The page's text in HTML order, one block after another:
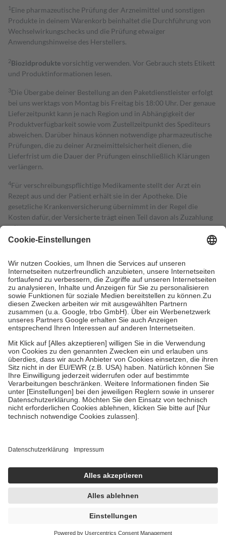
1 Eine pharmazeutische Prüfung der Arzneimittel und sonstigen
Produkte in deinem Warenkorb beinhaltet die Durchführung von
Wechselwirkungschecks und die Prüfung etwaiger
Anwendungshinweise des Herstellers.
2Biozidproduktevorsichtig verwenden. Vor Gebrauch stets Etikett
und Produktinformationen lesen.
3Die Übergabe deiner Bestellung an den Paketdienstleister erfolgt
bei uns werktags von Montag bis Freitag bis 18:00 Uhr. Der genaue
Lieferzeitpunkt kann je nach Region und in Abhängigkeit der
Produktverfügbarkeit sowie vom Zustellzeitpunkt des Spediteurs
abweichen. Darüber hinaus können notwendige pharmazeutische
Prüfungen, die zu deiner Arzneimittelsicherheit dienen, die
Lieferfrist um die Dauer der Prüfungen einschließlich Klärungen
verlängern.
4Für verschreibungspflichtige Medikamente stellt der Arzt ein
Rezept aus und der Patient erhält sie in der Apotheke. Die
gesetzliche Krankenversicherung übernimmt in der Regel die
Kosten dafür, der Versicherte trägt einen Teil davon als Zuzahlung
mit.
Grundsätzlich leisten Mitglieder Zuzahlungen in Höhe von zehn
höchstens zehn Euro.
Es sind jedoch nie mehr als die tatsächlichen
Kosten der Leistung zu entrichten.
Diese Regeln gelten grundsätzlich auch für Online-Apotheken.
Bei Heilmitteln und häuslicher Krankenpflege beträgt die
Zuzahlung zehn Prozent der Kosten sowie zehn Euro je
Verordnung.
Um das Engagement der Versicherten für ihre eigene Gesundheit zu
stärken und die besondere Stellung der Familie zu unterstützen,
fallenkeine Zuzahlungenan bei:
• Kindern und Jugendlichen bis zum vollendeten 18. Lebensjahr
mit Ausnahme der Fahrkosten
• Untersuchungen zur Vorsorge und Früherkennung, die von der
GKV getragen werden
• empfohlenen Schutzimpfungen
• Harn- und Blutteststreifen
getroffen, um sicherzustellen, dass es sich um echte Bewertungen
https://help.etrusted.com/hc/de/articles/4419944605341
Einige Bilder und Inhalte wurden unter Zuhilfenahme künstlicher